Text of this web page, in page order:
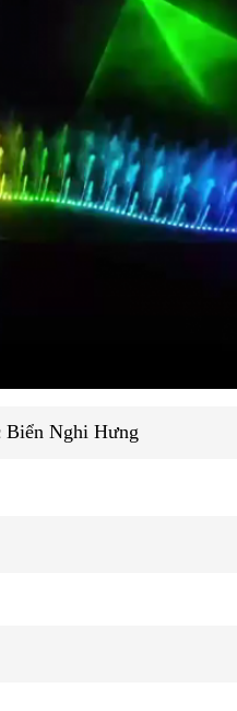
Nghi Hưng